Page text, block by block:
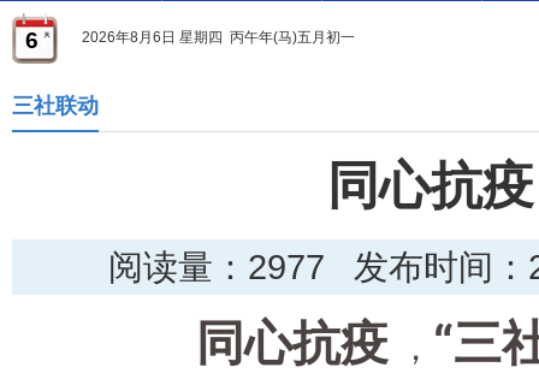
6 2026年8月6日 星期四 丙午年(马)五月初一
三社联动
同心抗
阅读量： 2977 发布时间：
同心抗疫 ， “三